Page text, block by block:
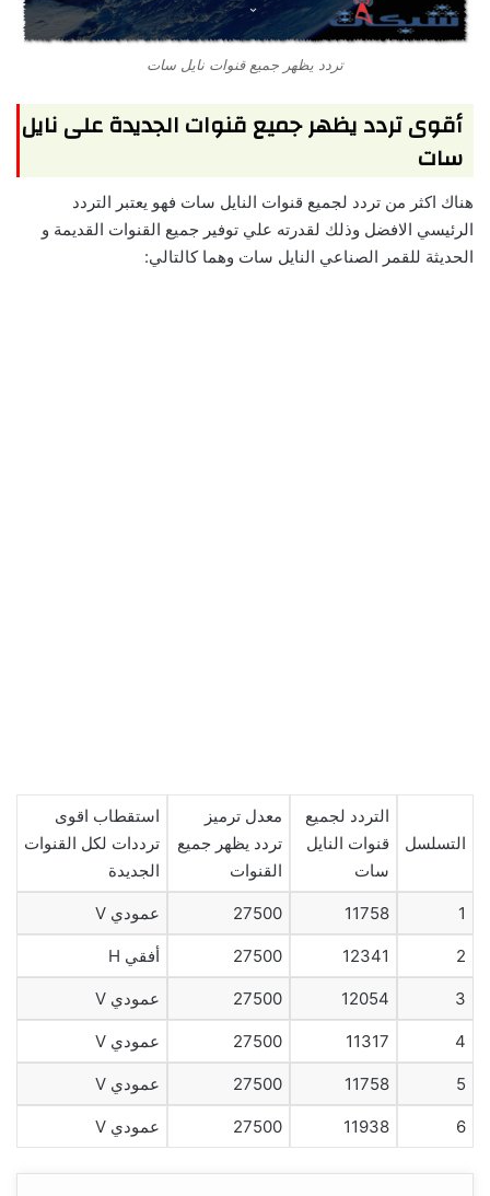
تردد يظهر جميع قنوات نايل سات
أقوى تردد يظهر جميع قنوات الجديدة على نايل
سات
هناك اكثر من تردد لجميع قنوات النايل سات فهو يعتبر التردد
الرئيسي الافضل وذلك لقدرته علي توفير جميع القنوات القديمة و
الحديثة للقمر الصناعي النايل سات وهما كالتالي:
التسلسل
التردد لجميع
قنوات النايل
سات
معدل ترميز
تردد يظهر جميع
القنوات
استقطاب اقوى
ترددات لكل القنوات
الجديدة
1
11758
27500 عمودي V
2
12341
27500 أفقي H
3
12054
27500 عمودي V
4
11317
27500 عمودي V
5
11758
27500 عمودي V
6
11938
27500 عمودي V